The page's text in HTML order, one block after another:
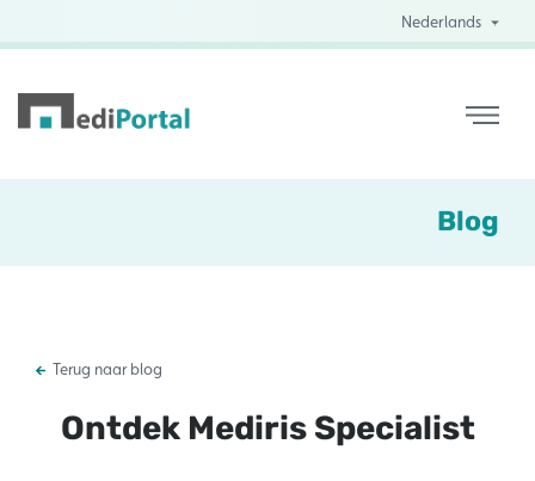
Nederlands
Blog
Terug naar blog
Ontdek Mediris Specialist